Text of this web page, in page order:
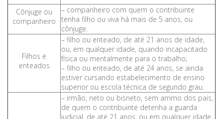
Cônjuge ou
companheiro
– companheiro com quem o contribuinte
tenha filho ou viva há mais de 5 anos, ou
cônjuge.
Filhos e
enteados
– filho ou enteado, de até 21 anos de idade,
ou, em qualquer idade, quando incapacitado
física ou mentalmente para o trabalho;
– filho ou enteado, de até 24 anos, se ainda
estiver cursando estabelecimento de ensino
superior ou escola técnica de segundo grau.
– irmão, neto ou bisneto, sem arrimo dos pais,
de quem o contribuinte detenha a guarda
judicial, de até 21 anos, ou em qualquer idade,